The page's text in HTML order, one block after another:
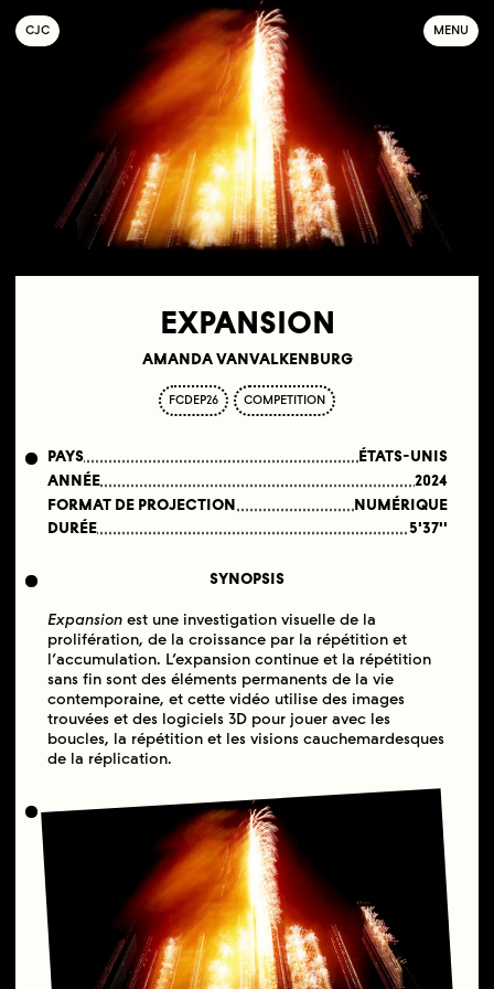
COLLECTIF
JEUNE
C INÉMA MENU
EXPANSION
AMANDA VANVALKENBURG
FCDEP26 COMPETITION
PAYS
ÉTATS-UNIS
ANNÉE
2024
FORMAT DE PROJECTION
NUMÉRIQUE
DURÉE
5'37''
SYNOPSIS
Expansion est une investigation visuelle de la
prolifération, de la croissance par la répétition et
l’accumulation. L’expansion continue et la répétition
sans fin sont des éléments permanents de la vie
contemporaine, et cette vidéo utilise des images
trouvées et des logiciels 3D pour jouer avec les
boucles, la répétition et les visions cauchemardesques
de la réplication.